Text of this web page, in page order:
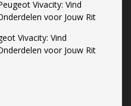
Vivacity: Vind
voor Jouw Rit
Vivacity: Vind
voor Jouw Rit